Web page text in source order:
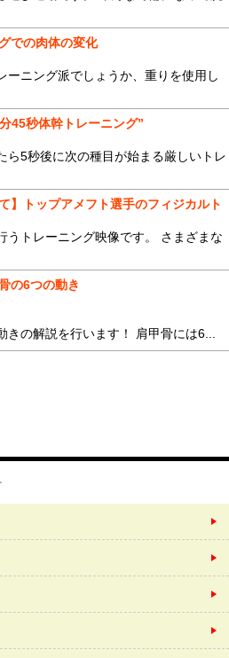
での肉体の変化
ーニング派でしょうか、重りを使用し
45秒体幹トレーニング”
ら5秒後に次の種目が始まる厳しいトレ
】トップアメフト選手のフィジカルト
うトレーニング映像です。 さまざまな
の6つの動き
きの解説を行います！ 肩甲骨には6...